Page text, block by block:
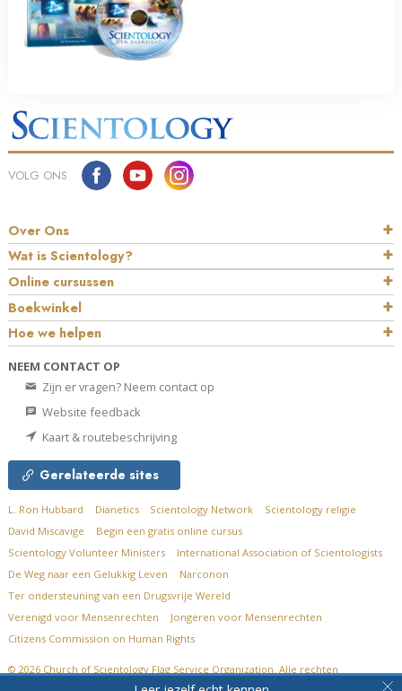
VOLG ONS
Over Ons
Wat is Scientology?
Online cursussen
Boekwinkel
Hoe we helpen
NEEM CONTACT OP
Zijn er vragen? Neem contact op
Website feedback
Kaart & routebeschrijving
Gerelateerde sites
L. Ron Hubbard Dianetics Scientology Network
Scientology religie
David Miscavige
Begin een gratis online cursus
Scientology Volunteer Ministers
International Association of Scientologists
De Weg naar een Gelukkig Leven
Narconon
Ter ondersteuning van een Drugsvrije Wereld
Verenigd voor Mensenrechten
Jongeren voor Mensenrechten
Citizens Commission on Human Rights
© 2026 Church of Scientology Flag Service Organization. Alle rechten
Privacybeleid Cookiebeleid •